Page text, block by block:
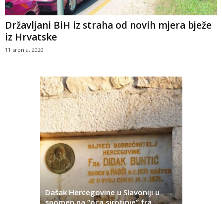
Državljani BiH iz straha od novih mjera bježe
iz Hrvatske
11 srpnja, 2020
Dašak Hercegovine u Slavoniji u
spomen na “oca sirotinje” fra